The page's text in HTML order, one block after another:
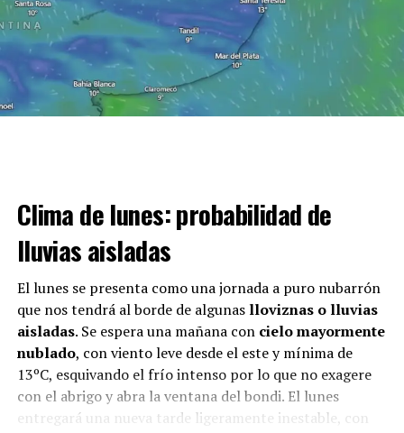
El pronóstico extendido del SMN
Para lallegada del solhabrá que esperar alviernes,
semana, con mínimas de 4°C y máximas que rondarán
los 14°C.
Los recaudos y precauciones para
tomar los días de lluvia
Lacaída progresiva de aguaen la ciudad puede
provocar anegamientos y complicaciones para transitar
por la vía pública. En consecuencia, el SMN recomienda
los siguientes ítems con el fin de evitar cualquier tipo de
Clima de lunes: probabilidad de
lluvias aisladas
El lunes se presenta como una jornada a puro nubarrón
que nos tendrá al borde de algunas lloviznas o lluvias
aisladas. Se espera una mañana con cielo mayormente
nublado, con viento leve desde el este y mínima de
13ºC, esquivando el frío intenso por lo que no exagere
con el abrigo y abra la ventana del bondi. El lunes
entregará una nueva tarde ligeramente inestable, con